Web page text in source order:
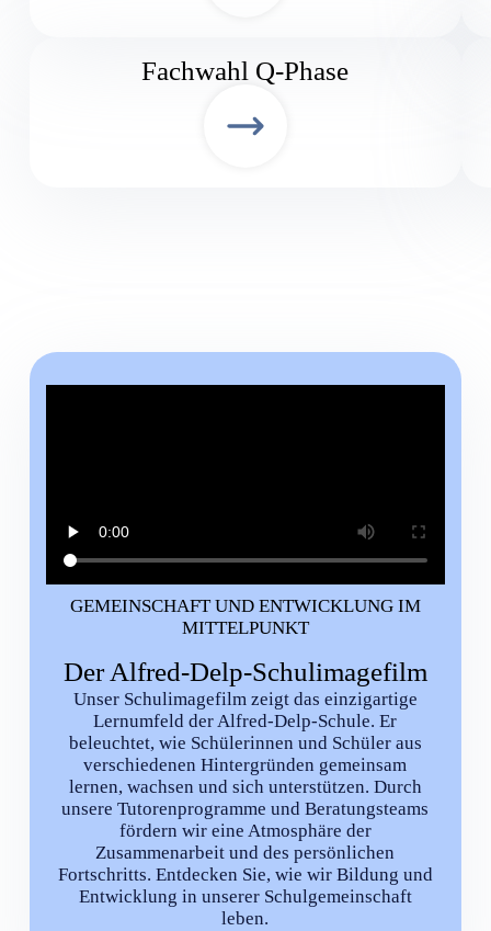
Fachwahl Q-Phase
GEMEINSCHAFT UND ENTWICKLUNG IM
MITTELPUNKT
Der Alfred-Delp-Schulimagefilm
Unser Schulimagefilm zeigt das einzigartige
Lernumfeld der Alfred-Delp-Schule. Er
beleuchtet, wie Schülerinnen und Schüler aus
verschiedenen Hintergründen gemeinsam
lernen, wachsen und sich unterstützen. Durch
unsere Tutorenprogramme und Beratungsteams
fördern wir eine Atmosphäre der
Zusammenarbeit und des persönlichen
Fortschritts. Entdecken Sie, wie wir Bildung und
Entwicklung in unserer Schulgemeinschaft
leben.